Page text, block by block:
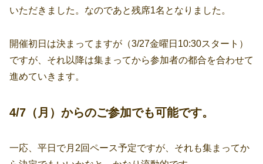
いただきました。なのであと残席1名となりました。
開催初日は決まってますが（3/27金曜日10:30スタート）
ですが、それ以降は集まってから参加者の都合を合わせて
進めていきます。
4/7（月）からのご参加でも可能です。
一応、平日で月2回ペース予定ですが、それも集まってか